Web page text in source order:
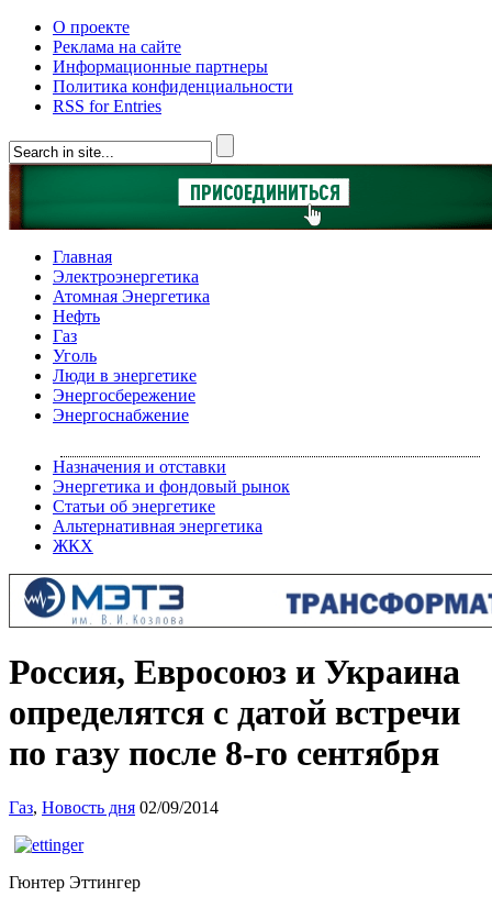
О проекте
Реклама на сайте
Информационные партнеры
Политика конфиденциальности
RSS for Entries
Главная
Электроэнергетика
Атомная Энергетика
Нефть
Газ
Уголь
Люди в энергетике
Энергосбережение
Энергоснабжение
Назначения и отставки
Энергетика и фондовый рынок
Статьи об энергетике
Альтернативная энергетика
ЖКХ
Россия, Евросоюз и Украина
определятся с датой встречи
по газу после 8-го сентября
Газ, Новость дня 02/09/2014
Гюнтер Эттингер